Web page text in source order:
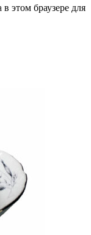
этом браузере для